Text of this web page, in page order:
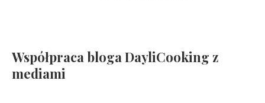
Współpraca bloga DayliCooking z
mediami